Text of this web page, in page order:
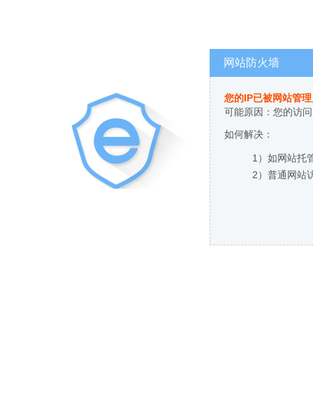
网站防火墙
您的IP已被网站管
可能原因：您的访
如何解决：
1）如网站托
2）普通网站